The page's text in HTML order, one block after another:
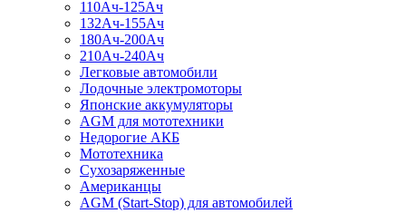
110Ач-125Ач
132Ач-155Ач
180Ач-200Ач
210Ач-240Ач
Легковые автомобили
Лодочные электромоторы
Японские аккумуляторы
AGM для мототехники
Недорогие АКБ
Мототехника
Сухозаряженные
Американцы
AGM (Start-Stop) для автомобилей